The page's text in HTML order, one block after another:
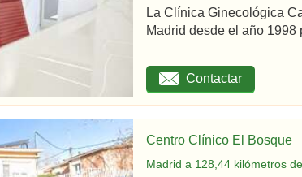
La Clínica Ginecológica
Madrid desde el año 1998
Contactar
Centro Clínico El Bosque
Madrid a 128,44 kilómetros